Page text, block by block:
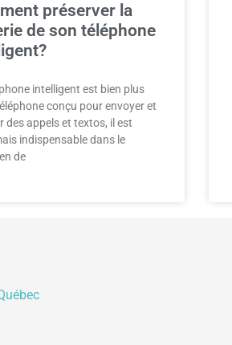
préserver la
de son téléphone
intelligent est bien plus
conçu pour envoyer et
des appels et textos, il est
indispensable dans le
de